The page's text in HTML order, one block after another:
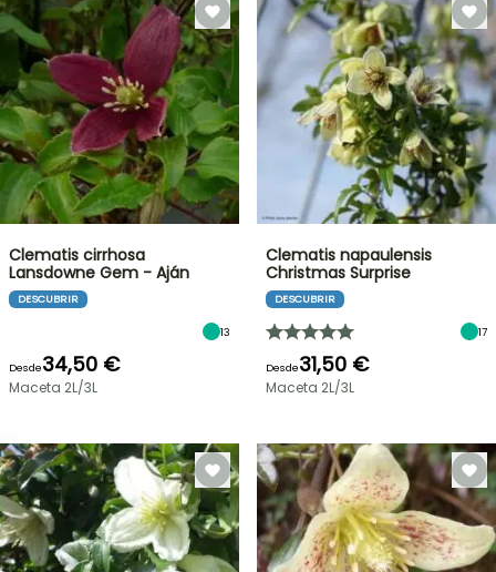
OFERTA
RELÁMPAGO
¡HASTA
UN
30
%
Clematis cirrhosa
Lansdowne Gem - Aján
DESCUBRIR
13
Desde34,50 €
Maceta 2L/3L
Clematis napaulensis
Christmas Surprise
DESCUBRIR
17
Desde31,50 €
Maceta 2L/3L